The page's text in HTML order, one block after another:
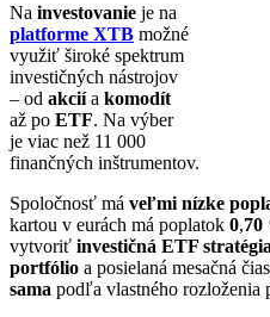
Na investovanie je na
platforme XTB možné
využiť široké spektrum
investičných nástrojov
– od akciía komodít
až po ETF. Na výber
je viac než 11 000
finančných inštrumentov.
Spoločnosť má veľmi nízke
kartou v eurách má poplatok 0,70
vytvoriť investičná ETF stratégia
portfólio a posielaná mesačná
sama podľa vlastného rozloženia